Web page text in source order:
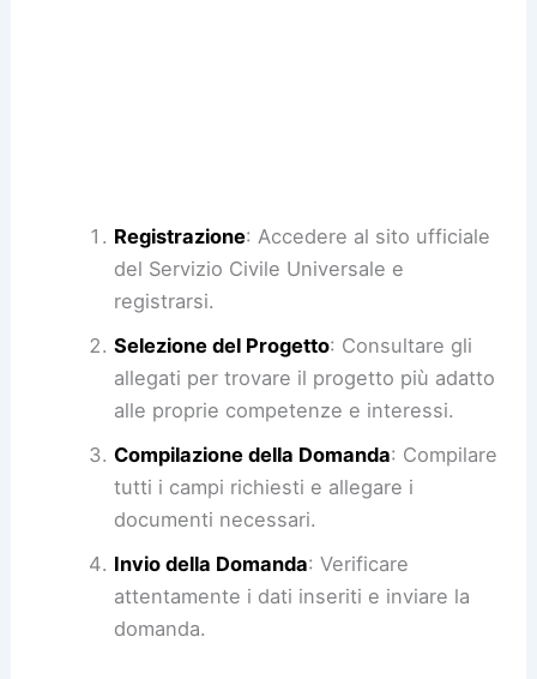
Registrazione: Accedere al sito ufficiale
del Servizio Civile Universale e
registrarsi.
Selezione del Progetto: Consultare gli
allegati per trovare il progetto più adatto
alle proprie competenze e interessi.
Compilazione della Domanda: Compilare
tutti i campi richiesti e allegare i
documenti necessari.
Invio della Domanda: Verificare
attentamente i dati inseriti e inviare la
domanda.